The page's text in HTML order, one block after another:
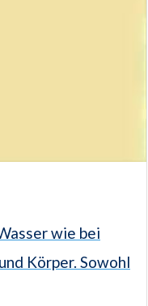
wie bei
Körper. Sowohl